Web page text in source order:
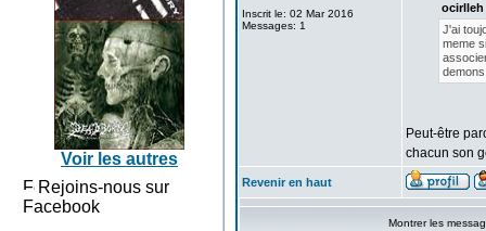
Voir les autres
Rejoins-nous sur
Facebook
Inscrit le: 02 Mar 2016
Messages: 1
ocirlleh
J'ai
meme
Peut-être
chacun son
Revenir en haut
Montrer les